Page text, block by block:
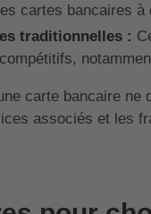
cartes bancaires à
traditionnelles :
carte bancaire
associés et les